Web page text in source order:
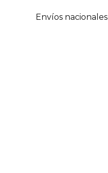
Envíos nacionales